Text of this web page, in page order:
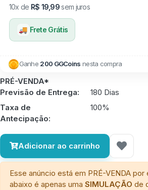
10x de R$ 19,99sem juros
🚚 Frete Grátis
Ganhe 200 GGCoins nesta compra
PRÉ-VENDA*
Previsão de Entrega:
180 Dias
Taxa de
Antecipação:
100%
Adicionar ao carrinho
Esse anúncio está em PRÉ-VENDA
abaixo é apenas umaSIMULAÇÃO de